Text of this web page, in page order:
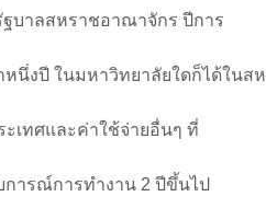
บาลสหราชอาณาจักร ปีการ
นึ่งปี ในมหาวิทยาลัยใดก็ได้ในสห
ะเทศและค่าใช้จ่ายอื่นๆ ที่
ารณ์การทำงาน 2 ปีขึ้นไป